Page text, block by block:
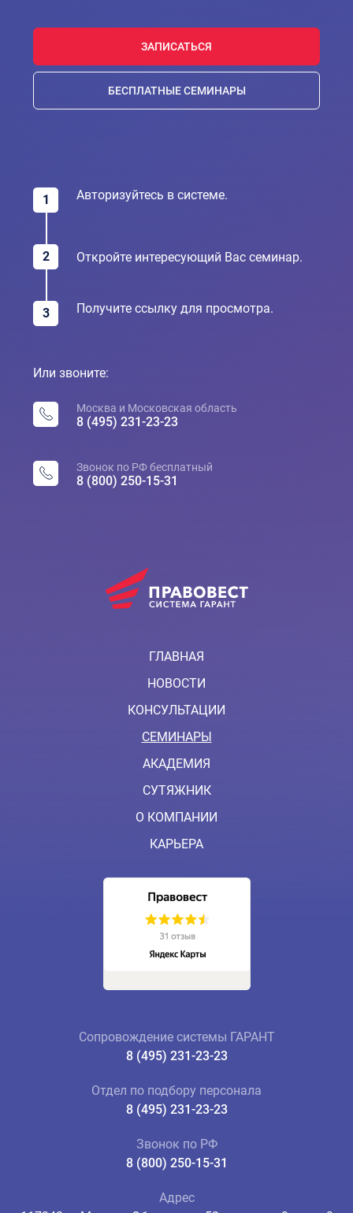
ЗАПИСАТЬСЯ
БЕСПЛАТНЫЕ СЕМИНАРЫ
1 Авторизуйтесь в системе.
2 Откройте интересующий Вас семинар.
3 Получите ссылку для просмотра.
Или звоните:
Москва и Московская область
8 (495) 231-23-23
Звонок по РФ бесплатный
8 (800) 250-15-31
ГЛАВНАЯ
НОВОСТИ
КОНСУЛЬТАЦИИ
СЕМИНАРЫ
АКАДЕМИЯ
СУТЯЖНИК
О КОМПАНИИ
КАРЬЕРА
Сопровождение системы ГАРАНТ
8 (495) 231-23-23
Отдел по подбору персонала
8 (495) 231-23-23
Звонок по РФ
8 (800) 250-15-31
Адрес